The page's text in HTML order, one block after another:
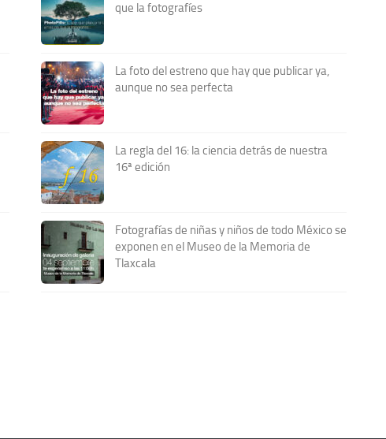
que la fotografíes
La foto del estreno que hay que publicar ya,
aunque no sea perfecta
La regla del 16: la ciencia detrás de nuestra
16ª edición
Fotografías de niñas y niños de todo México se
exponen en el Museo de la Memoria de
Tlaxcala